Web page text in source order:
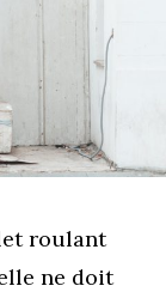
roulant
ne doit